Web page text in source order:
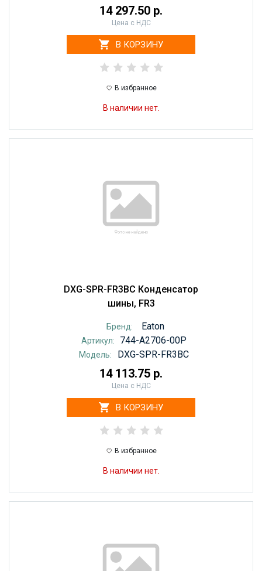
14 297.50 р.
Цена с НДС
В КОРЗИНУ
В избранное
В наличии нет.
DXG-SPR-FR3BC Конденсатор
шины, FR3
Бренд: Eaton
Артикул: 744-A2706-00P
Модель: DXG-SPR-FR3BC
14 113.75 р.
Цена с НДС
В КОРЗИНУ
В избранное
В наличии нет.